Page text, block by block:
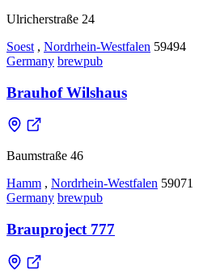
Ulricherstraße 24
Soest , Nordrhein-Westfalen 59494
Germany brewpub
Brauhof Wilshaus
Baumstraße 46
Hamm , Nordrhein-Westfalen 59071
Germany brewpub
Brauproject 777